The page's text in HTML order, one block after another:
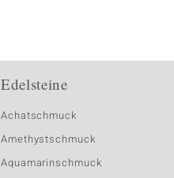
Edelsteine
Achatschmuck
Amethystschmuck
Aquamarinschmuck